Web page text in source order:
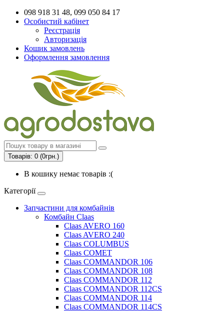
098 918 31 48, 099 050 84 17
Особистий кабінет
Реєстрація
Авторизація
Кошик замовлень
Оформлення замовлення
Товарів: 0 (0грн.)
В кошику немає товарів :(
Категорії
Запчастини для комбайнів
Комбайн Claas
Claas AVERO 160
Claas AVERO 240
Claas COLUMBUS
Claas COMET
Claas COMMANDOR 106
Claas COMMANDOR 108
Claas COMMANDOR 112
Claas COMMANDOR 112CS
Claas COMMANDOR 114
Claas COMMANDOR 114CS